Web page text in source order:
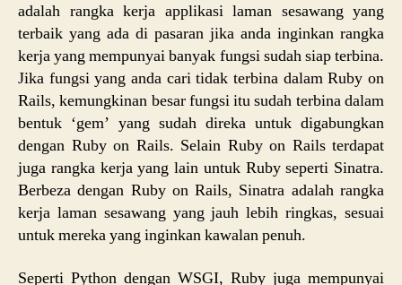
adalah rangka kerja applikasi laman sesawang yang
terbaik yang ada di pasaran jika anda inginkan rangka
kerja yang mempunyai banyak fungsi sudah siap terbina.
Jika fungsi yang anda cari tidak terbina dalam Ruby on
Rails, kemungkinan besar fungsi itu sudah terbina dalam
bentuk ‘gem’ yang sudah direka untuk digabungkan
dengan Ruby on Rails. Selain Ruby on Rails terdapat
juga rangka kerja yang lain untuk Ruby seperti Sinatra.
Berbeza dengan Ruby on Rails, Sinatra adalah rangka
kerja laman sesawang yang jauh lebih ringkas, sesuai
untuk mereka yang inginkan kawalan penuh.
Seperti Python dengan WSGI, Ruby juga mempunyai